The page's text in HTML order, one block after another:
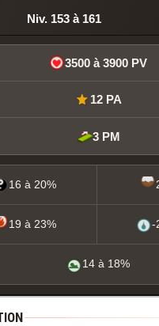
Niv. 153 à 161
3500 à 3900 PV
12 PA
3 PM
16 à 20%
19 à 23% -
14 à 18%